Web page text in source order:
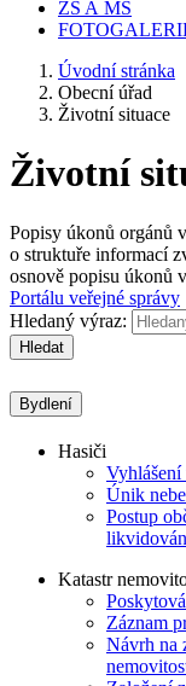
ZŠ A MŠ
Úvodní stránka
Obecní úřad
Životní situace
Životní
Popisy úkonů orgánů
o struktuře informací
osnově popisu úkonů
Portálu veřejné správy
Hledaný výraz:
Hledat
Bydlení
Hasiči
Vyhlášení
Únik
Postup
Katastr
Záznam
Návrh na